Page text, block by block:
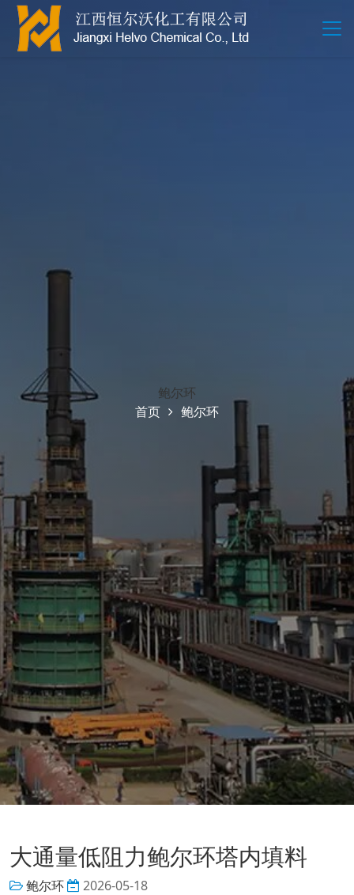
鲍尔环
首页
鲍尔环
大通量低阻力鲍尔环塔内填料
鲍尔环 2026-05-18